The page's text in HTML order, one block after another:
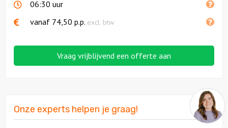
06:30 uur
vanaf 74,50 p.p. excl. btw
Vraag vrijblijvend een offerte aan
Onze experts helpen je graag!